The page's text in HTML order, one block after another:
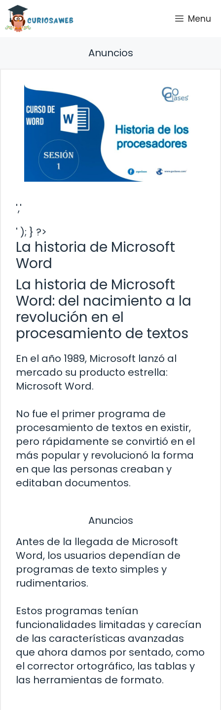
Saltar
contenido
Menu
Anuncios
','
' ); } ?>
La historia de Microsoft
Word
La historia de Microsoft
Word: del nacimiento a la
revolución en el
procesamiento de textos
En el año 1989, Microsoft lanzó al
mercado su producto estrella:
Microsoft Word.
No fue el primer programa de
procesamiento de textos en existir,
pero rápidamente se convirtió en el
más popular y revolucionó la forma
en que las personas creaban y
editaban documentos.
Anuncios
Antes de la llegada de Microsoft
Word, los usuarios dependían de
programas de texto simples y
rudimentarios.
Estos programas tenían
funcionalidades limitadas y carecían
de las características avanzadas
que ahora damos por sentado, como
el corrector ortográfico, las tablas y
las herramientas de formato.